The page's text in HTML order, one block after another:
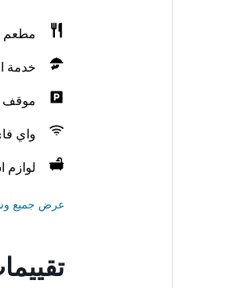
مطعم
خدمة
موقف
واي
لوازم
عرض جميع